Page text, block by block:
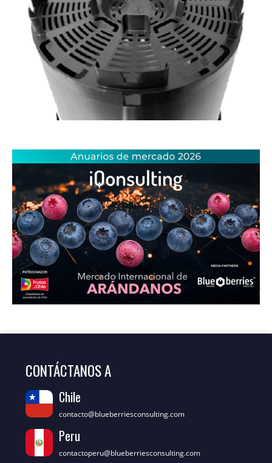
CONTÁCTANOS A
Chile
contacto@blueberriesconsulting.com
Peru
contactoperu@blueberriesconsulting.com